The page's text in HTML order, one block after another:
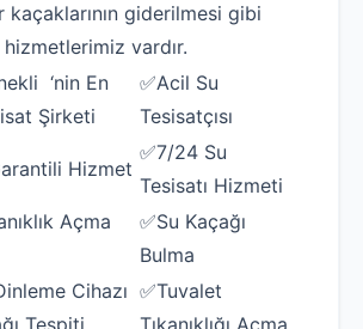
kaçaklarının giderilmesi gibi
hizmetlerimiz vardır.
‘nin En
Şirketi
✅Acil Su
Tesisatçısı
Hizmet
✅7/24 Su
Tesisatı Hizmeti
Açma
✅Su Kaçağı
Bulma
Cihazı
Tespiti
✅Tuvalet
Tıkanıklığı Açma